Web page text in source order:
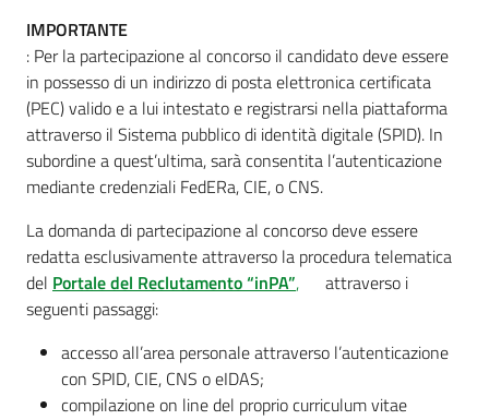
IMPORTANTE
: Per la partecipazione al concorso il candidato deve essere
in possesso di un indirizzo di posta elettronica certificata
(PEC) valido e a lui intestato e registrarsi nella piattaforma
attraverso il Sistema pubblico di identità digitale (SPID). In
subordine a quest’ultima, sarà consentita l’autenticazione
mediante credenziali FedERa, CIE, o CNS.
La domanda di partecipazione al concorso deve essere
redatta esclusivamente attraverso la procedura telematica
del Portale del Reclutamento “inPA”,
attraverso i
seguenti passaggi:
accesso all’area personale attraverso l’autenticazione
con SPID, CIE, CNS o eIDAS;
compilazione on line del proprio curriculum vitae